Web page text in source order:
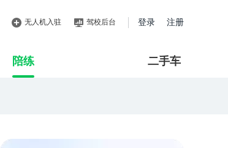
无人机入驻 驾校后台 登录 注册
陪练 二手车